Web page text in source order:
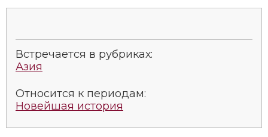
Встречается в рубриках:
Азия
Относится к периодам:
Новейшая история